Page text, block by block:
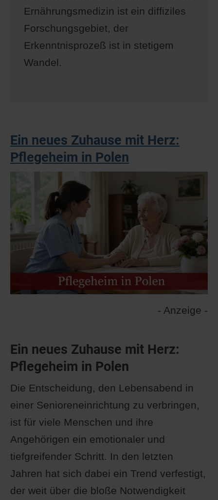
Ernährungsmedizin ist ein diffiziles
Forschungsgebiet, der
Erkenntnisprozeß ist in stetigem
Wandel.
Ein neues Zuhause mit Herz:
Pflegeheim in Polen
- Anzeige -
Ein neues Zuhause mit Herz:
Pflegeheim in Polen
Die Entscheidung, den Lebensabend in
einer Senioreneinrichtung zu verbringen,
ist für viele Menschen und ihre
Angehörigen ein emotionaler und
tiefgreifender Schritt. In den letzten
Jahren hat sich dabei ein Trend verfestigt,
der weit über die bloße Notwendigkeit